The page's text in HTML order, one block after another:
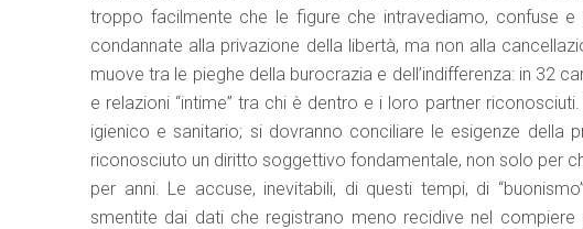
troppo facilmente che le figure che intravediamo, confuse
condannate alla privazione della libertà, ma non alla
muove tra le pieghe della burocrazia e dell’indifferenza: in 32
e relazioni “intime” tra chi è dentro e i loro partner
igienico e sanitario; si dovranno conciliare le esigenze della
riconosciuto un diritto soggettivo fondamentale, non solo per
per anni. Le accuse, inevitabili, di questi tempi, di
smentite dai dati che registrano meno recidive nel